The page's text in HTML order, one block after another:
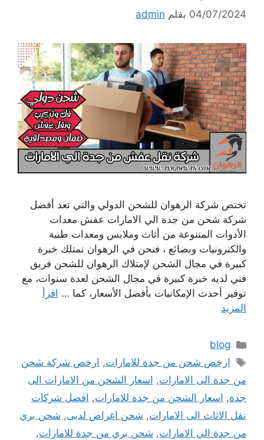
04/07/2024 بقلم admin
تختص شركة الرهوان للشحن الدولي والتي تعد أفضل
شركة شحن من جدة الي الامارات عفش معدات
الأدوات المتنوعة من أثاث وملابس ومعدات طبية
والكترونيات وبضائع ، فنحن في الرهوان نمتلك خبرة
كبيرة في مجال الشحن لإمتلاك الرهوان للشحن فريق
فني لديه خبرة كبيرة في مجال الشحن لعدة سنوات، مع
توفير أحدث الإمكانيات بأفضل الأسعار، كما … اقرأ
المزيد
التصنيفات
blog
الوسوم
ارخص شحن من جدة للامارات, ارخص شركة شحن
من جدة الى الامارات, اسعار الشحن من الامارات الى
جدة, اسعار الشحن من جدة للامارات, افضل شركات
نقل الاثاث الى الامارات, شحن اغراض لدبى, شحن بري
من جدة الي الامارات, شحن بري من جدة للامارات,